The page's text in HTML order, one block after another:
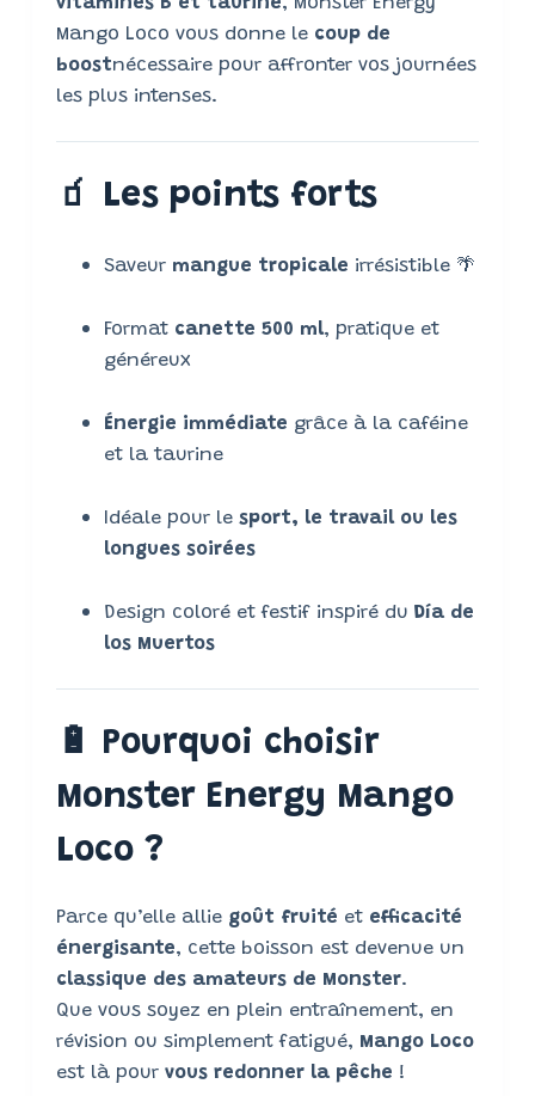
vitamines B et taurine, Monster Energy
Mango Loco vous donne le coup de
boostnécessaire pour affronter vos journées
les plus intenses.
🧃 Les points forts
Saveur mangue tropicale irrésistible 🌴
Format canette 500 ml, pratique et
généreux
Énergie immédiate grâce à la caféine
et la taurine
Idéale pour le sport, le travail ou les
longues soirées
Design coloré et festif inspiré du Día de
los Muertos
🔋 Pourquoi choisir
Monster Energy Mango
Loco ?
Parce qu’elle allie goût fruité et efficacité
énergisante, cette boisson est devenue un
classique des amateurs de Monster.
Que vous soyez en plein entraînement, en
révision ou simplement fatigué, Mango Loco
est là pour vous redonner la pêche !